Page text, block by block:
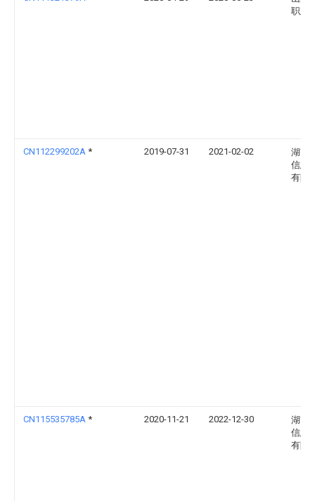
职业
CN112299202A * 2019-07-31 2021-02-02
湖南
信息
有限
CN115535785A * 2020-11-21 2022-12-30
湖南
信息
有限